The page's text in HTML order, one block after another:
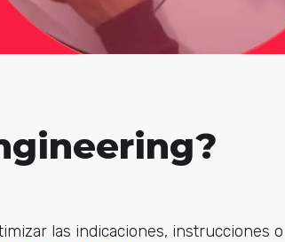
las indicaciones, instrucciones o